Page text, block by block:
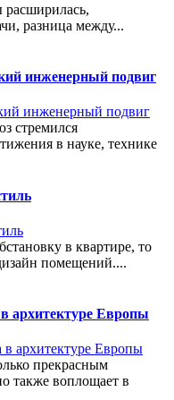
расширилась,
разница между...
инженерный подвиг
стремился
в науке, технике
в квартире, то
помещений....
архитектуре Европы
прекрасным
также воплощает в